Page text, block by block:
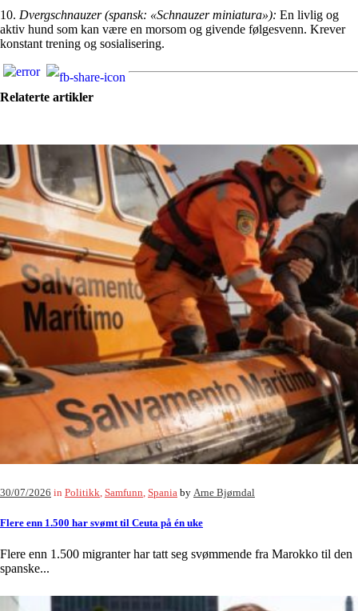
10. Dvergschnauzer (spansk: «Schnauzer miniatura»): En livlig og
aktiv hund som kan være en morsom og givende følgesvenn. Krever
konstant trening og sosialisering.
Relaterte artikler
30/07/2026 in Politikk Samfunn Spania by Arne Bjørndal
Flere enn 1.500 har svømt til Ceuta på én uke
Flere enn 1.500 migranter har tatt seg svømmende fra Marokko til den
spanske...